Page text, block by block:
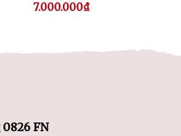
7.000.000₫
FN